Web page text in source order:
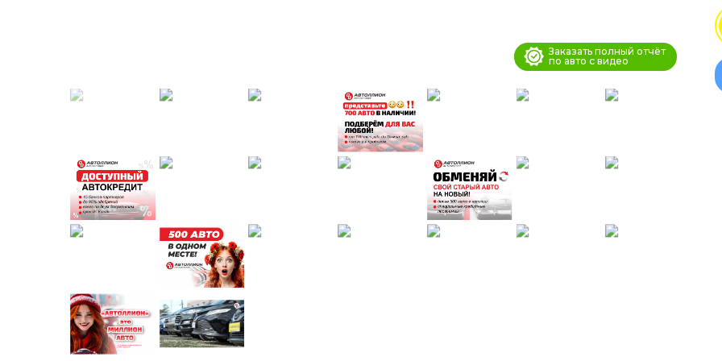
Заказать полный отчёт
по авто с видео